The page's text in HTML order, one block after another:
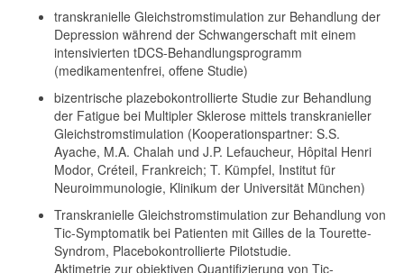
transkranielle Gleichstromstimulation zur Behandlung der
Depression während der Schwangerschaft mit einem
intensivierten tDCS-Behandlungsprogramm
(medikamentenfrei, offene Studie)
bizentrische plazebokontrollierte Studie zur Behandlung
der Fatigue bei Multipler Sklerose mittels transkranieller
Gleichstromstimulation (Kooperationspartner: S.S.
Ayache, M.A. Chalah und J.P. Lefaucheur, Hôpital Henri
Modor, Créteil, Frankreich; T. Kümpfel, Institut für
Neuroimmunologie, Klinikum der Universität München)
Transkranielle Gleichstromstimulation zur Behandlung von
Tic-Symptomatik bei Patienten mit Gilles de la Tourette-
Syndrom, Placebokontrollierte Pilotstudie.
Aktimetrie zur objektiven Quantifizierung von Tic-